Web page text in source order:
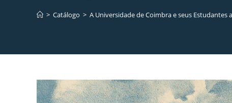
> Catálogo > A Universidade de Coimbra e seus Estudantes